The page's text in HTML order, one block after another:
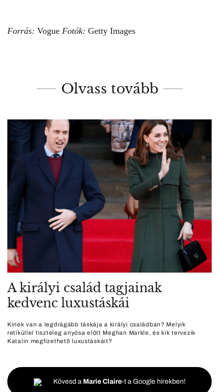
Forrás: Vogue Fotók: Getty Images
Olvass tovább
A királyi család tagjainak
kedvenc luxustáskái
Kinek van a legdrágább táskája a királyi családban? Melyik
retiküllel tiszteleg anyósa előtt Meghan Markle, és kik tervezik
Katalin megfizethető luxustáskáit?
Kövesd a Marie Claire-t a Google hírekben!